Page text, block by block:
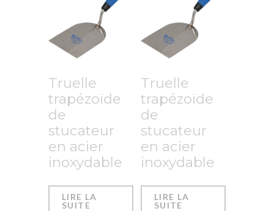
Truelle
trapézoïde
de
stucateur
en acier
inoxydable
LIRE LA
SUITE
Truelle
trapézoïde
de
stucateur
en acier
inoxydable
LIRE LA
SUITE